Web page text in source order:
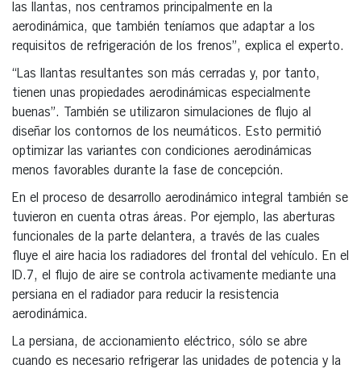
las llantas, nos centramos principalmente en la
aerodinámica, que también teníamos que adaptar a los
requisitos de refrigeración de los frenos”, explica el experto.
“Las llantas resultantes son más cerradas y, por tanto,
tienen unas propiedades aerodinámicas especialmente
buenas”. También se utilizaron simulaciones de flujo al
diseñar los contornos de los neumáticos. Esto permitió
optimizar las variantes con condiciones aerodinámicas
menos favorables durante la fase de concepción.
En el proceso de desarrollo aerodinámico integral también se
tuvieron en cuenta otras áreas. Por ejemplo, las aberturas
funcionales de la parte delantera, a través de las cuales
fluye el aire hacia los radiadores del frontal del vehículo. En el
ID.7, el flujo de aire se controla activamente mediante una
persiana en el radiador para reducir la resistencia
aerodinámica.
La persiana, de accionamiento eléctrico, sólo se abre
cuando es necesario refrigerar las unidades de potencia y la